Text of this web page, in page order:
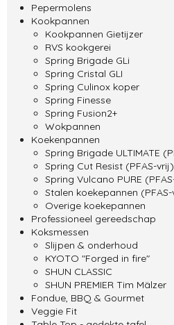
Pepermolens
Kookpannen
Kookpannen Gietijzer
RVS kookgerei
Spring Brigade GLi
Spring Cristal GLI
Spring Culinox koper
Spring Finesse
Spring Fusion2+
Wokpannen
Koekenpannen
Spring Brigade ULTIMATE
Spring Cut Resist (PFAS-vrij)
Spring Vulcano PURE
Stalen koekepannen
Overige koekepannen
Professioneel gereedschap
Koksmessen
Slijpen & onderhoud
KYOTO "Forged in fire"
SHUN CLASSIC
SHUN PREMIER Tim Mälzer
Fondue, BBQ & Gourmet
Veggie Fit